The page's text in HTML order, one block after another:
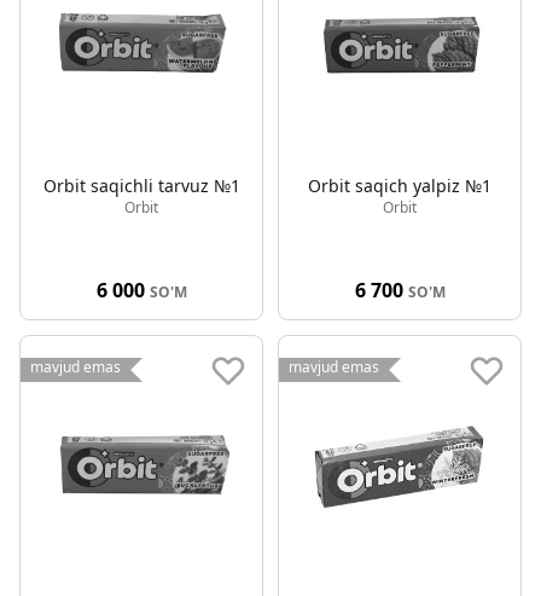
Orbit saqichli tarvuz №1
Orbit
6 000 SO'M
Orbit saqich yalpiz №1
Orbit
6 700 SO'M
mavjud emas mavjud emas